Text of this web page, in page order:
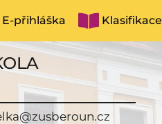
E-přihláška Klasifikace